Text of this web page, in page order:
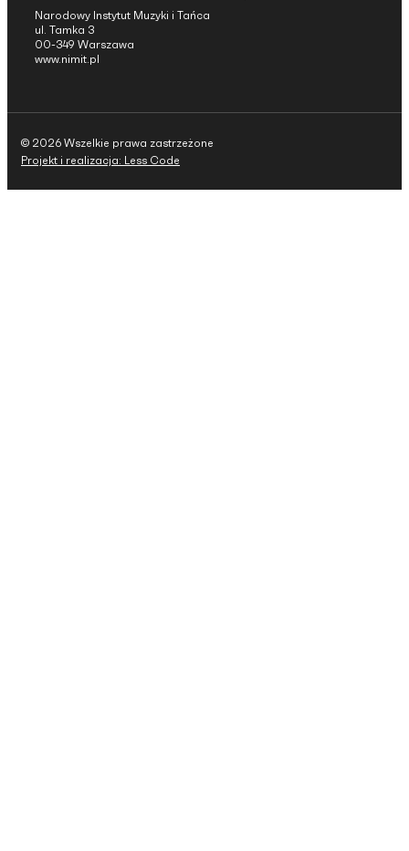
Narodowy Instytut Muzyki i Tańca
ul. Tamka 3
00-349 Warszawa
www.nimit.pl
© 2026 Wszelkie prawa zastrzeżone
Projekt i realizacja: Less Code